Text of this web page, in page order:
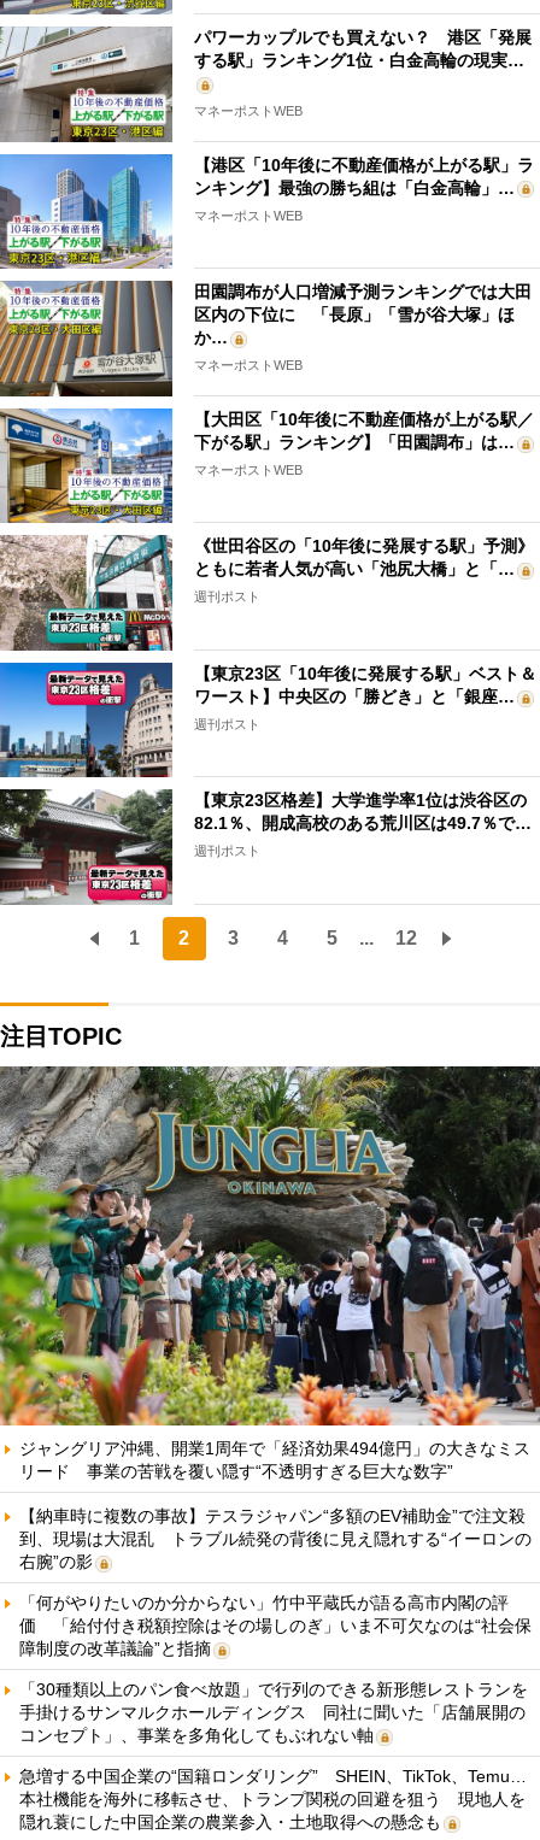
パワーカップルでも買えない？ 港区「発展
する駅」ランキング1位・白金高輪の現実…
マネーポストWEB
【港区「10年後に不動産価格が上がる駅」ラ
ンキング】最強の勝ち組は「白金高輪」…
マネーポストWEB
田園調布が人口増減予測ランキングでは大田
区内の下位に 「長原」「雪が谷大塚」ほ
か…
マネーポストWEB
【大田区「10年後に不動産価格が上がる駅／
下がる駅」ランキング】「田園調布」は…
マネーポストWEB
《世田谷区の「10年後に発展する駅」予測》
ともに若者人気が高い「池尻大橋」と「…
週刊ポスト
【東京23区「10年後に発展する駅」ベスト＆
ワースト】中央区の「勝どき」と「銀座…
週刊ポスト
【東京23区格差】大学進学率1位は渋谷区の
82.1％、開成高校のある荒川区は49.7％で…
週刊ポスト
1 2 3 4 5 ... 12
注目TOPIC
ジャングリア沖縄、開業1周年で「経済効果494億円」の大きなミス
リード 事業の苦戦を覆い隠す“不透明すぎる巨大な数字”
【納車時に複数の事故】テスラジャパン“多額のEV補助金”で注文殺
到、現場は大混乱 トラブル続発の背後に見え隠れする“イーロンの
右腕”の影
「何がやりたいのか分からない」竹中平蔵氏が語る高市内閣の評
価 「給付付き税額控除はその場しのぎ」いま不可欠なのは“社会保
障制度の改革議論”と指摘
「30種類以上のパン食べ放題」で行列のできる新形態レストランを
手掛けるサンマルクホールディングス 同社に聞いた「店舗展開の
コンセプト」、事業を多角化してもぶれない軸
急増する中国企業の“国籍ロンダリング” SHEIN、TikTok、Temu…
本社機能を海外に移転させ、トランプ関税の回避を狙う 現地人を
隠れ蓑にした中国企業の農業参入・土地取得への懸念も